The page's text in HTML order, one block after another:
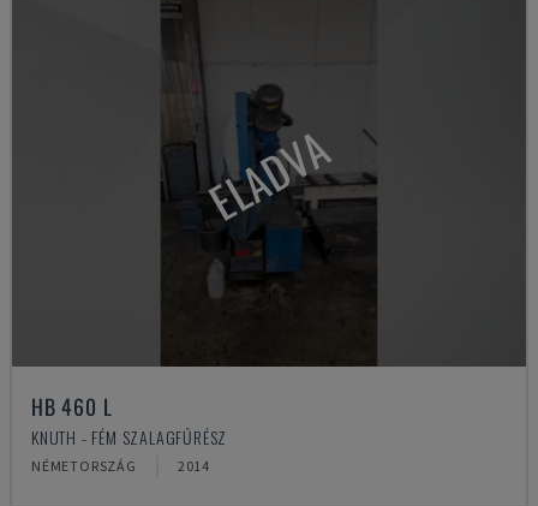
ELADVA
HB 460 L
KNUTH - FÉM SZALAGFŰRÉSZ
NÉMETORSZÁG 2014